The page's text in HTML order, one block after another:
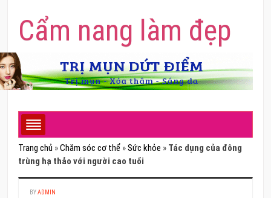
Cẩm nang làm đẹp
Trang chủ »Chăm sóc cơ thể »Sức khỏe » Tác dụng của đông
trùng hạ thảo với người cao tuổi
BYADMIN